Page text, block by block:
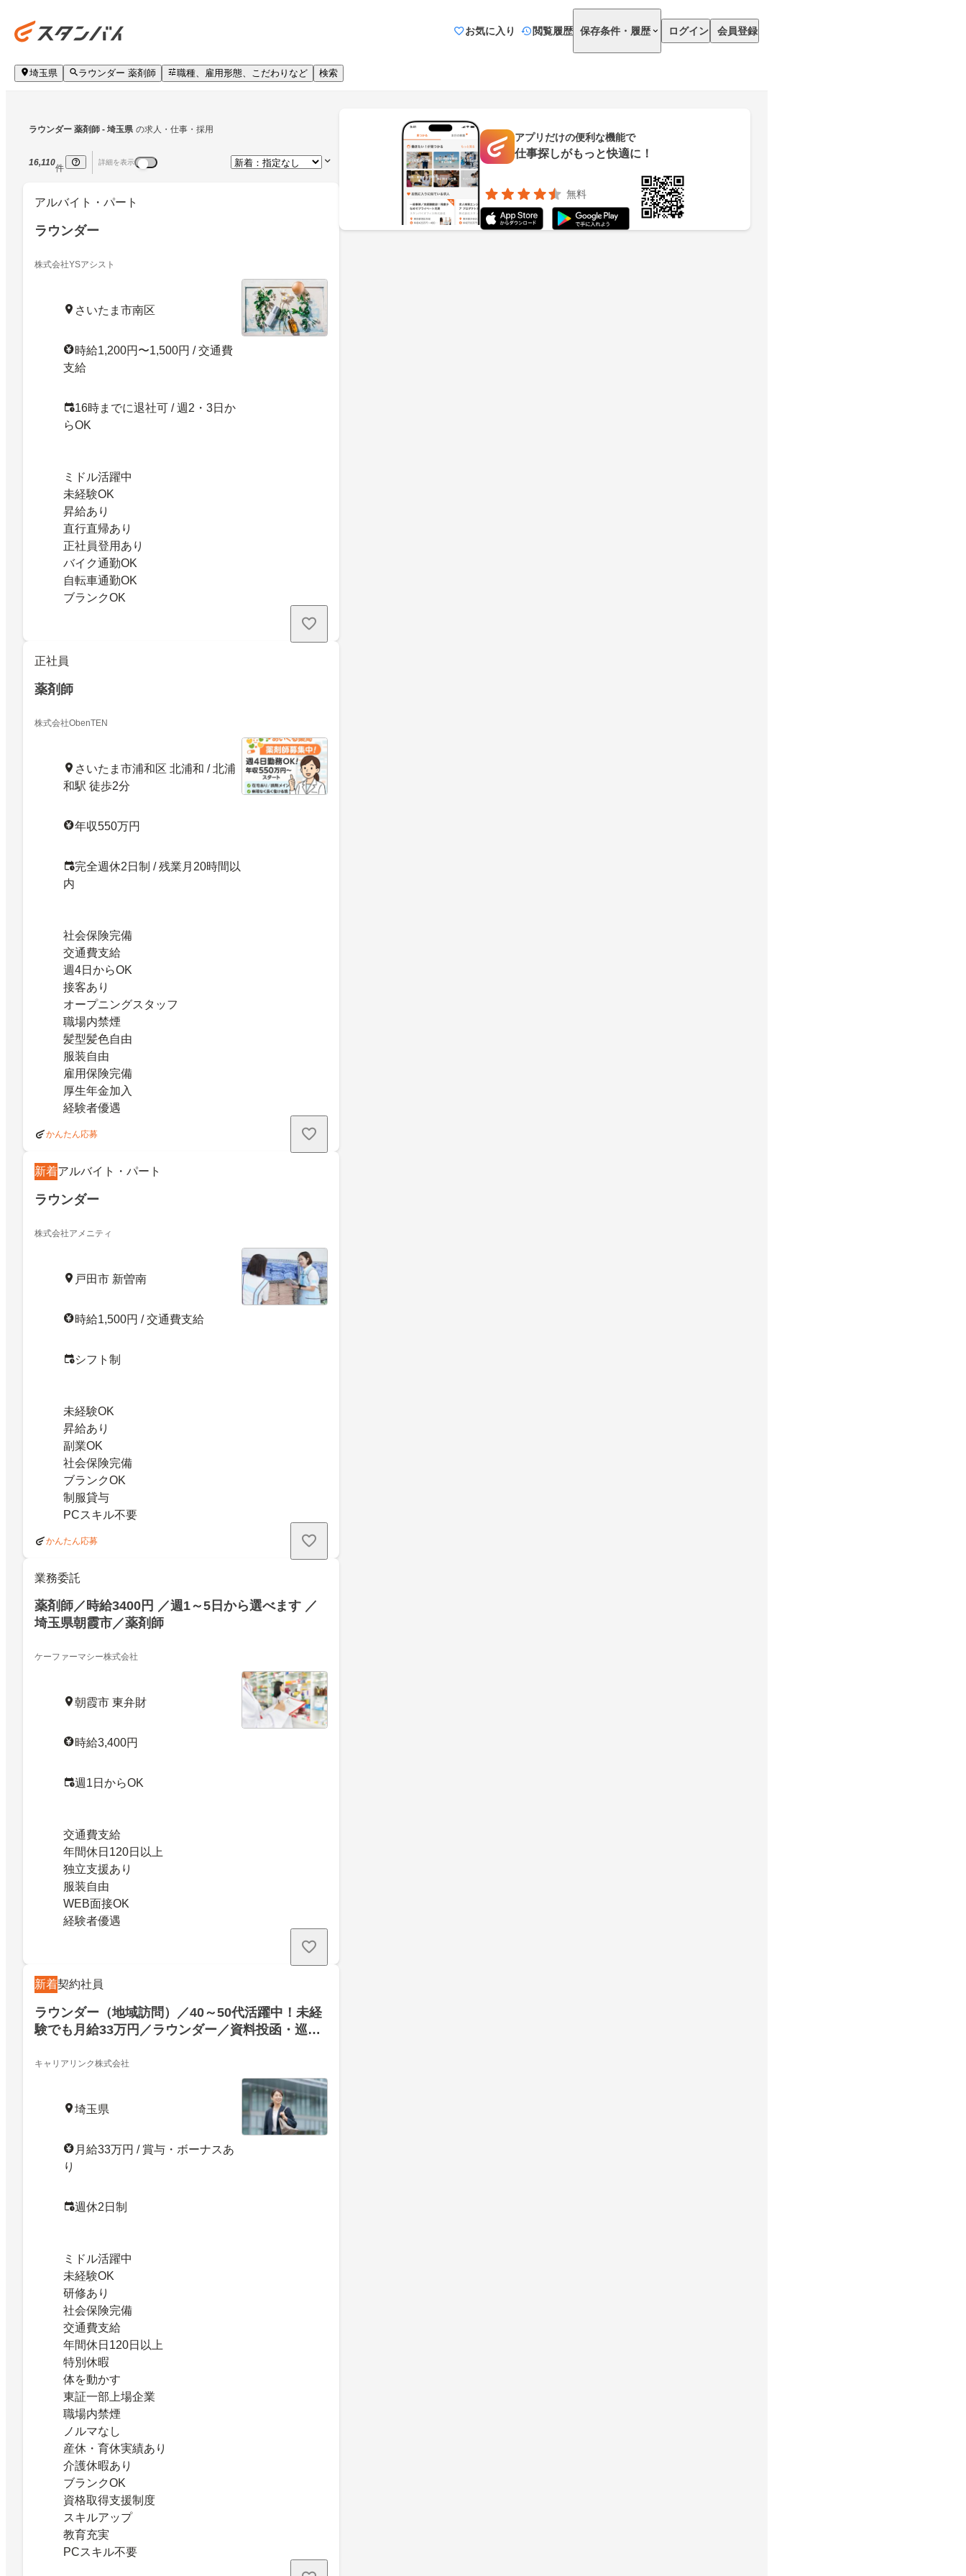
お気に入り 閲覧履歴 保存条件・履歴 ログイン 会員登録
埼玉県 ラウンダー 薬剤師 職種、雇用形態、こだわりなど 検索
ラウンダー 薬剤師 - 埼玉県 の求人・仕事・採用
16,110
件
詳細を表示
アルバイト・パート
ラウンダー
株式会社YSアシスト
さいたま市南区
時給1,200円〜1,500円 / 交通費
支給
16時までに退社可 / 週2・3日か
らOK
ミドル活躍中
未経験OK
昇給あり
直行直帰あり
正社員登用あり
バイク通勤OK
自転車通勤OK
ブランクOK
正社員
薬剤師
株式会社ObenTEN
さいたま市浦和区 北浦和 / 北浦
和駅 徒歩2分
年収550万円
完全週休2日制 / 残業月20時間以
内
社会保険完備
交通費支給
週4日からOK
接客あり
オープニングスタッフ
職場内禁煙
髪型髪色自由
服装自由
雇用保険完備
厚生年金加入
経験者優遇
かんたん応募
新着アルバイト・パート
ラウンダー
株式会社アメニティ
戸田市 新曽南
時給1,500円 / 交通費支給
シフト制
未経験OK
昇給あり
副業OK
社会保険完備
ブランクOK
制服貸与
PCスキル不要
かんたん応募
業務委託
薬剤師／時給3400円 ／週1～5日から選べます ／
埼玉県朝霞市／薬剤師
ケーファーマシー株式会社
朝霞市 東弁財
時給3,400円
週1日からOK
交通費支給
年間休日120日以上
独立支援あり
服装自由
WEB面接OK
経験者優遇
新着契約社員
ラウンダー（地域訪問）／40～50代活躍中！未経
験でも月給33万円／ラウンダー／資料投函・巡回
キャリアリンク株式会社
埼玉県
月給33万円 / 賞与・ボーナスあ
り
週休2日制
ミドル活躍中
未経験OK
研修あり
社会保険完備
交通費支給
年間休日120日以上
特別休暇
体を動かす
東証一部上場企業
職場内禁煙
ノルマなし
産休・育休実績あり
介護休暇あり
ブランクOK
資格取得支援制度
スキルアップ
教育充実
PCスキル不要
アプリだけの便利な機能で
仕事探しがもっと快適に！
無料